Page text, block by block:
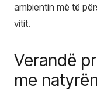
ambientin më të
vitit.
Verandë
me